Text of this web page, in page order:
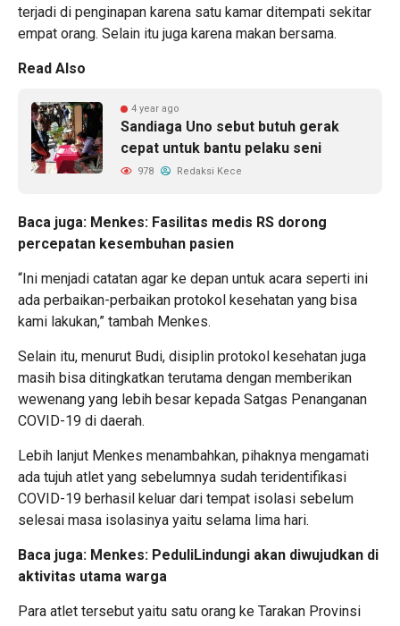
terjadi di penginapan karena satu kamar ditempati sekitar
empat orang. Selain itu juga karena makan bersama.
Read Also
4 year ago
Sandiaga Uno sebut butuh gerak
cepat untuk bantu pelaku seni
978 Redaksi Kece
Baca juga: Menkes: Fasilitas medis RS dorong
percepatan kesembuhan pasien
“Ini menjadi catatan agar ke depan untuk acara seperti ini
ada perbaikan-perbaikan protokol kesehatan yang bisa
kami lakukan,” tambah Menkes.
Selain itu, menurut Budi, disiplin protokol kesehatan juga
masih bisa ditingkatkan terutama dengan memberikan
wewenang yang lebih besar kepada Satgas Penanganan
COVID-19 di daerah.
Lebih lanjut Menkes menambahkan, pihaknya mengamati
ada tujuh atlet yang sebelumnya sudah teridentifikasi
COVID-19 berhasil keluar dari tempat isolasi sebelum
selesai masa isolasinya yaitu selama lima hari.
Baca juga: Menkes: PeduliLindungi akan diwujudkan di
aktivitas utama warga
Para atlet tersebut yaitu satu orang ke Tarakan Provinsi